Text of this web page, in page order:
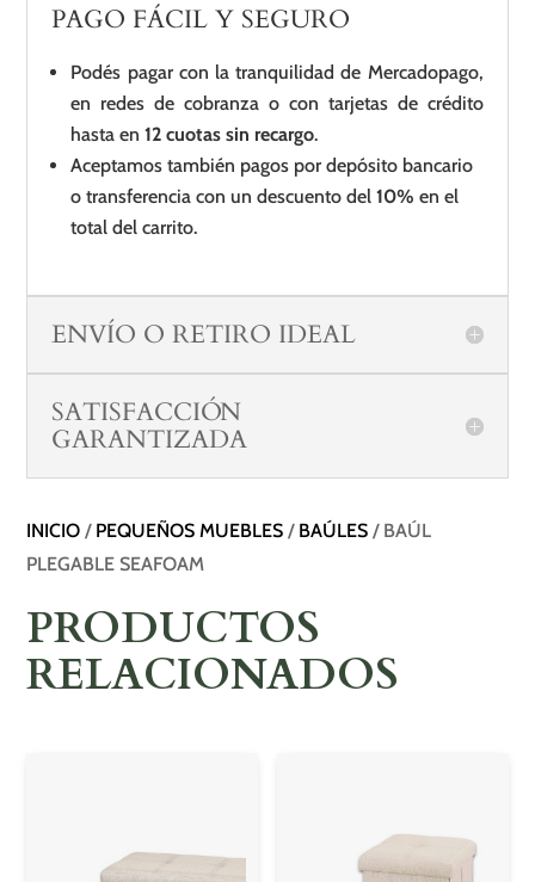
PAGO FÁCIL Y SEGURO
Podés pagar con la tranquilidad de Mercadopago,
en redes de cobranza o con tarjetas de crédito
hasta en12 cuotas sin recargo.
Aceptamos también pagos por depósito bancario
o transferencia con un descuento del10% en el
total del carrito.
ENVÍO O RETIRO IDEAL
SATISFACCIÓN
GARANTIZADA
INICIO / PEQUEÑOS MUEBLES / BAÚLES / BAÚL
PLEGABLE SEAFOAM
PRODUCTOS
RELACIONADOS